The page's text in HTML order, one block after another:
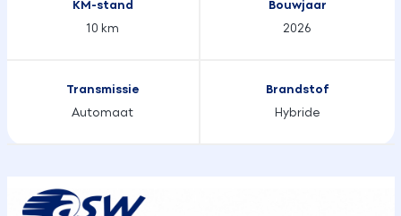
KM-stand
10 km
Bouwjaar
2026
Transmissie
Automaat
Brandstof
Hybride